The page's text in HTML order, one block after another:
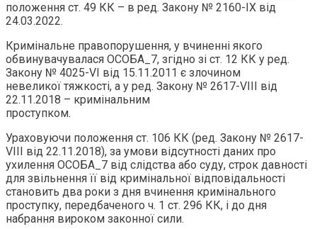
положення ст. 49 КК – в ред. Закону № 2160-IX від
24.03.2022.
Кримінальне правопорушення, у вчиненні якого
обвинувачувалася ОСОБА_7, згідно зі ст. 12 КК у ред.
Закону № 4025-VI від 15.11.2011 є злочином
невеликої тяжкості, а у ред. Закону № 2617-VIII від
22.11.2018 – кримінальним
проступком.
Ураховуючи положення ст. 106 КК (ред. Закону № 2617-
VIII від 22.11.2018), за умови відсутності даних про
ухилення ОСОБА_7 від слідства або суду, строк давності
для звільнення її від кримінальної відповідальності
становить два роки з дня вчинення кримінального
проступку, передбаченого ч. 1 ст. 296 КК, і до дня
набрання вироком законної сили.